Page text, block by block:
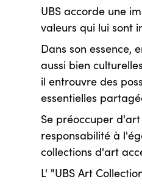
UBS accorde une
valeurs qui lui sont
Dans son essence,
aussi bien
il entrouvre des
essentielles
Se préoccuper
responsabilité à
collections d'art
L' "UBS Art